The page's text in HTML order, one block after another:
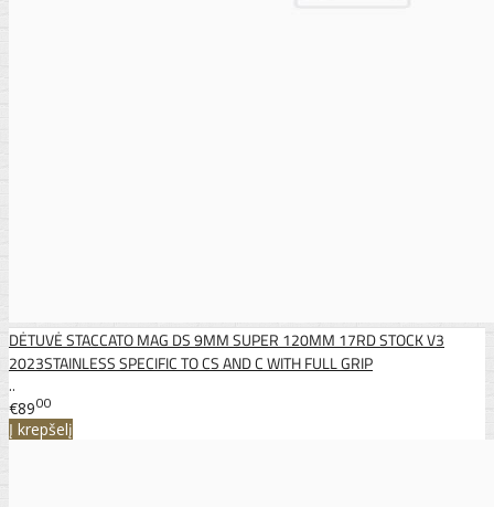
DĖTUVĖ STACCATO MAG DS 9MM SUPER 120MM 17RD STOCK V3
2023STAINLESS SPECIFIC TO CS AND C WITH FULL GRIP
..
€8900
Į krepšelį